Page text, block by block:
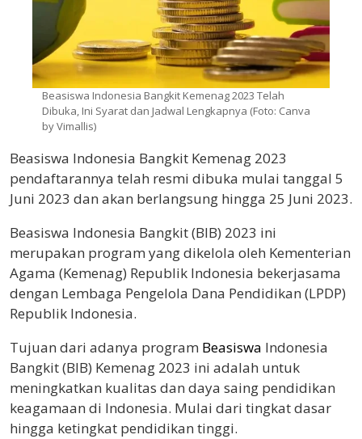
Beasiswa Indonesia Bangkit Kemenag 2023 Telah
Dibuka, Ini Syarat dan Jadwal Lengkapnya (Foto: Canva
by Vimallis)
Beasiswa Indonesia Bangkit Kemenag 2023
pendaftarannya telah resmi dibuka mulai tanggal 5
Juni 2023 dan akan berlangsung hingga 25 Juni 2023.
Beasiswa Indonesia Bangkit (BIB) 2023 ini
merupakan program yang dikelola oleh Kementerian
Agama (Kemenag) Republik Indonesia bekerjasama
dengan Lembaga Pengelola Dana Pendidikan (LPDP)
Republik Indonesia.
Tujuan dari adanya program Beasiswa Indonesia
Bangkit (BIB) Kemenag 2023 ini adalah untuk
meningkatkan kualitas dan daya saing pendidikan
keagamaan di Indonesia. Mulai dari tingkat dasar
hingga ketingkat pendidikan tinggi.